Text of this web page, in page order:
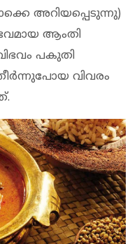
അറിയപ്പെടുന്നു)
ആംതി
പകുതി
വിവരം